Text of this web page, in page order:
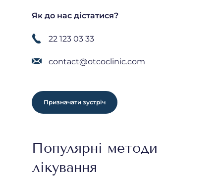
Як до нас дістатися?
22 123 03 33
contact@otcoclinic.com
Призначати зустріч
Популярні методи
лікування